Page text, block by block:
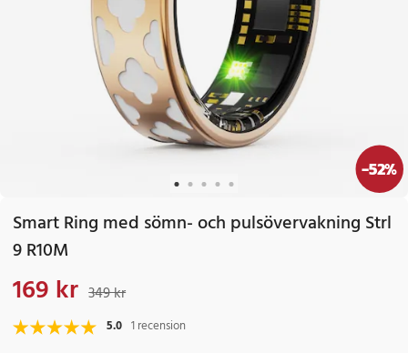
-52%
Smart Ring med sömn- och pulsövervakning Strl
9 R10M
Nuvarande pris
169 kr 349 kr
5.0 1 recension